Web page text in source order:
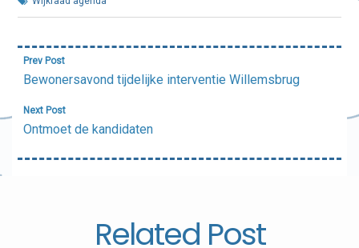
Bericht
navigatie
Prev Post
Bewonersavond tijdelijke interventie Willemsbrug
Next Post
Ontmoet de kandidaten
Related Post